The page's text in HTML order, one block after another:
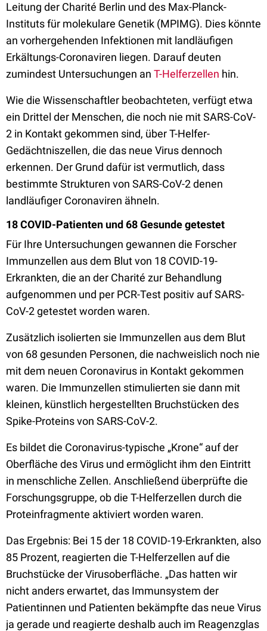
Leitung der Charité Berlin und des Max-Planck-
Instituts für molekulare Genetik (MPIMG). Dies könnte
an vorhergehenden Infektionen mit landläufigen
Erkältungs-Coronaviren liegen. Darauf deuten
zumindest Untersuchungen an T-Helferzellen hin.
Wie die Wissenschaftler beobachteten, verfügt etwa
ein Drittel der Menschen, die noch nie mit SARS-CoV-
2 in Kontakt gekommen sind, über T-Helfer-
Gedächtniszellen, die das neue Virus dennoch
erkennen. Der Grund dafür ist vermutlich, dass
bestimmte Strukturen von SARS-CoV-2 denen
landläufiger Coronaviren ähneln.
18 COVID-Patienten und 68 Gesunde getestet
Für Ihre Untersuchungen gewannen die Forscher
Immunzellen aus dem Blut von 18 COVID-19-
Erkrankten, die an der Charité zur Behandlung
aufgenommen und per PCR-Test positiv auf SARS-
CoV-2 getestet worden waren.
Zusätzlich isolierten sie Immunzellen aus dem Blut
von 68 gesunden Personen, die nachweislich noch nie
mit dem neuen Coronavirus in Kontakt gekommen
waren. Die Immunzellen stimulierten sie dann mit
kleinen, künstlich hergestellten Bruchstücken des
Spike-Proteins von SARS-CoV-2.
Es bildet die Coronavirus-typische „Krone“ auf der
Oberfläche des Virus und ermöglicht ihm den Eintritt
in menschliche Zellen. Anschließend überprüfte die
Forschungsgruppe, ob die T-Helferzellen durch die
Proteinfragmente aktiviert worden waren.
Das Ergebnis: Bei 15 der 18 COVID-19-Erkrankten, also
85 Prozent, reagierten die T-Helferzellen auf die
Bruchstücke der Virusoberfläche. „Das hatten wir
nicht anders erwartet, das Immunsystem der
Patientinnen und Patienten bekämpfte das neue Virus
ja gerade und reagierte deshalb auch im Reagenzglas